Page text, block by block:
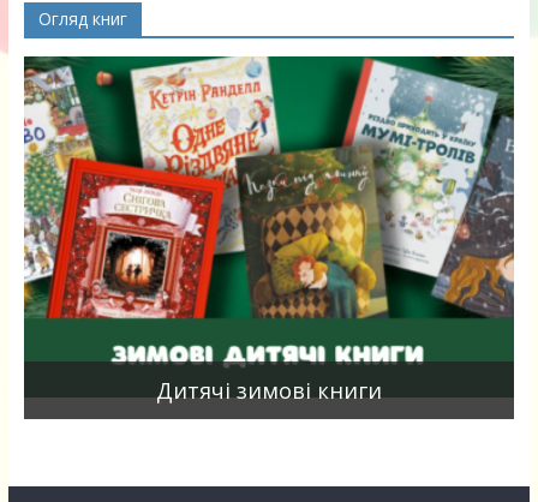
Огляд книг
Дитячі зимові книги